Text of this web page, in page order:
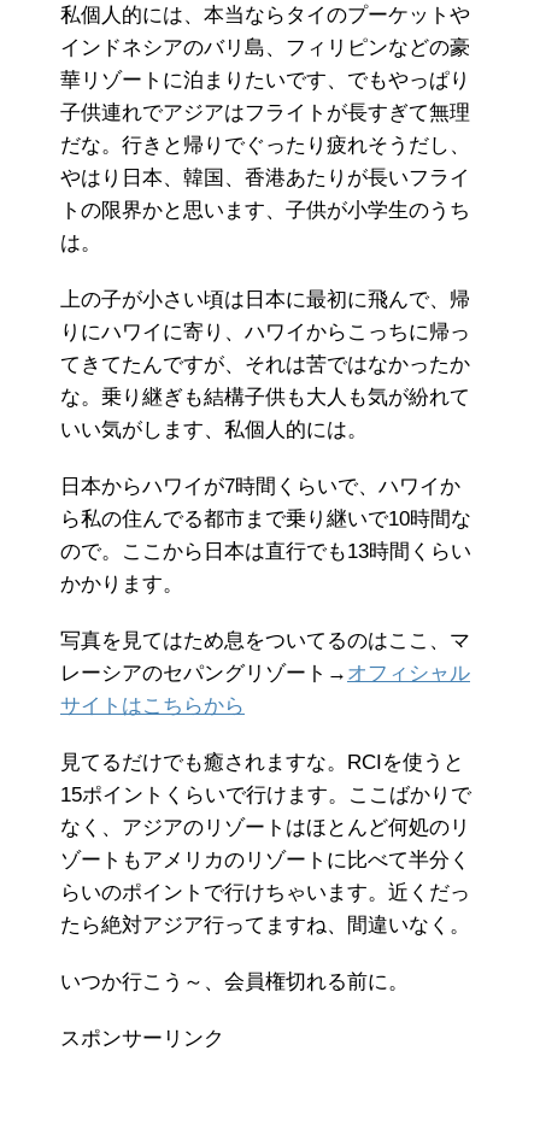
私個人的には、本当ならタイのプーケットや
インドネシアのバリ島、フィリピンなどの豪
華リゾートに泊まりたいです、でもやっぱり
子供連れでアジアはフライトが長すぎて無理
だな。行きと帰りでぐったり疲れそうだし、
やはり日本、韓国、香港あたりが長いフライ
トの限界かと思います、子供が小学生のうち
は。
上の子が小さい頃は日本に最初に飛んで、帰
りにハワイに寄り、ハワイからこっちに帰っ
てきてたんですが、それは苦ではなかったか
な。乗り継ぎも結構子供も大人も気が紛れて
いい気がします、私個人的には。
日本からハワイが7時間くらいで、ハワイか
ら私の住んでる都市まで乗り継いで10時間な
ので。ここから日本は直行でも13時間くらい
かかります。
写真を見てはため息をついてるのはここ、マ
レーシアのセパングリゾート→ オフィシャル
サイトはこちらから
見てるだけでも癒されますな。RCIを使うと
15ポイントくらいで行けます。ここばかりで
なく、アジアのリゾートはほとんど何処のリ
ゾートもアメリカのリゾートに比べて半分く
らいのポイントで行けちゃいます。近くだっ
たら絶対アジア行ってますね、間違いなく。
いつか行こう～、会員権切れる前に。
スポンサーリンク